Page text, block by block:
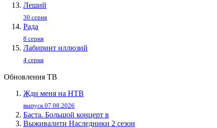
Леший
30 серия
Рада
8 серия
Лабиринт иллюзий
4 серия
Обновления ТВ
Жди меня на НТВ
выпуск 07.08.2026
Баста. Большой концерт в
Выживалити Наследники 2 сезон